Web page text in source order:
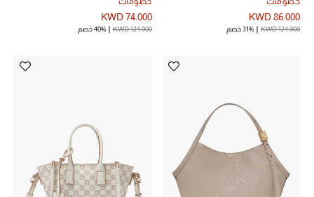
تسوقوا أحدث الماركات
خصومات
الهدايا
KWD 86.000
KWD 124.000 31% خصم
KWD 74.000
KWD 124.000 40% خصم